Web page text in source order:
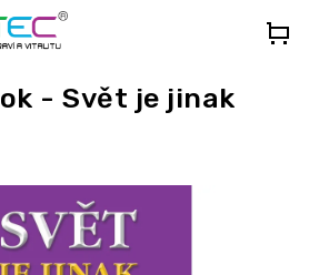
- Svět je jinak